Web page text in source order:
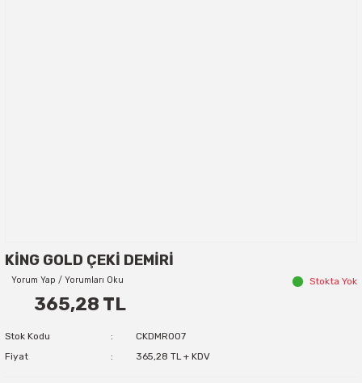
KİNG GOLD ÇEKİ DEMİRİ
Yorum Yap / Yorumları Oku Stokta Yok
365,28 TL
Stok Kodu
CKDMR007
Fiyat
365,28 TL + KDV